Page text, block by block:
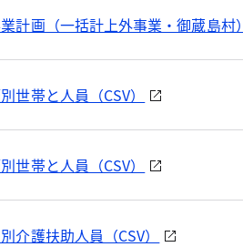
計画（一括計上外事業・御蔵島村
世帯と人員（CSV）
世帯と人員（CSV）
介護扶助人員（CSV）